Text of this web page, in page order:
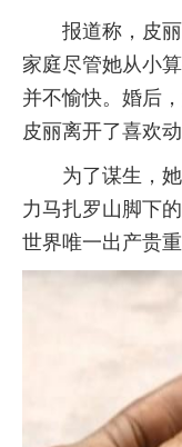
报道称，皮丽
家庭尽管她从小
并不愉快。婚后
皮丽离开了喜欢
为了谋生，她
力马扎罗山脚下
世界唯一出产贵